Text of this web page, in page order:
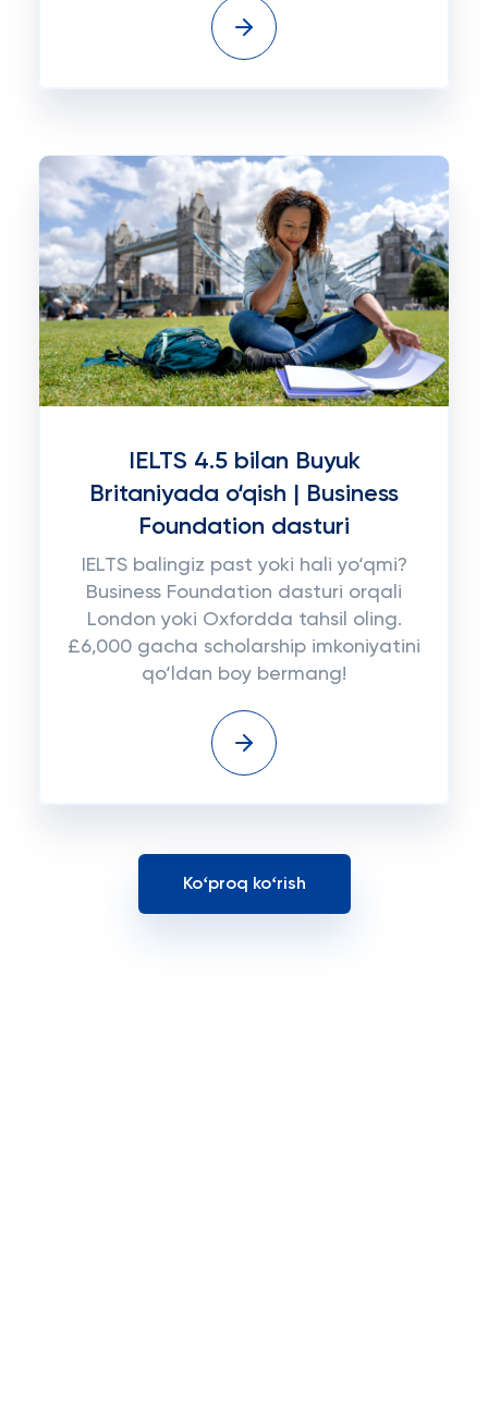
IELTS 4.5 bilan Buyuk
Britaniyada o‘qish | Business
Foundation dasturi
IELTS balingiz past yoki hali yo‘qmi?
Business Foundation dasturi orqali
London yoki Oxfordda tahsil oling.
£6,000 gacha scholarship imkoniyatini
qo‘ldan boy bermang!
Koʻproq koʻrish